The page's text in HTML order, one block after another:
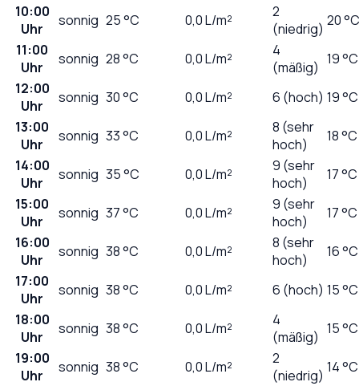
10:00
Uhr
sonnig 25°C 0,0L/m²
2
(niedrig) 20 °C
11:00
Uhr
sonnig 28°C 0,0L/m²
4
(mäßig) 19 °C
12:00
Uhr
sonnig 30°C 0,0L/m² 6 (hoch) 19 °C
13:00
Uhr
sonnig 33°C 0,0L/m²
8 (sehr
hoch)
18 °C
14:00
Uhr
sonnig 35°C 0,0L/m²
9 (sehr
hoch)
17 °C
15:00
Uhr
sonnig 37°C 0,0L/m²
9 (sehr
hoch)
17 °C
16:00
Uhr
sonnig 38°C 0,0L/m²
8 (sehr
hoch)
16 °C
17:00
Uhr
sonnig 38°C 0,0L/m² 6 (hoch) 15 °C
18:00
Uhr
sonnig 38°C 0,0L/m²
4
(mäßig) 15 °C
19:00
Uhr
sonnig 38°C 0,0L/m²
2
(niedrig) 14 °C